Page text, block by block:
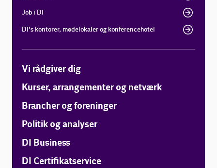
Job i DI
DI's kontorer, mødelokaler og konferencehotel
Vi rådgiver dig
Kurser, arrangementer og netværk
Brancher og foreninger
Politik og analyser
DI Business
DI Certifikatservice